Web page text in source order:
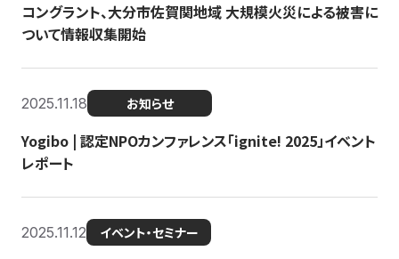
コングラント、大分市佐賀関地域 大規模火災による被害に
ついて情報収集開始
2025.11.18 お知らせ
Yogibo | 認定NPOカンファレンス「ignite! 2025」イベント
レポート
2025.11.12 イベント・セミナー